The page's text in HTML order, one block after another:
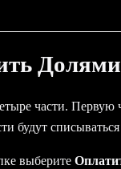
Долями
части. Первую
будут
выберите